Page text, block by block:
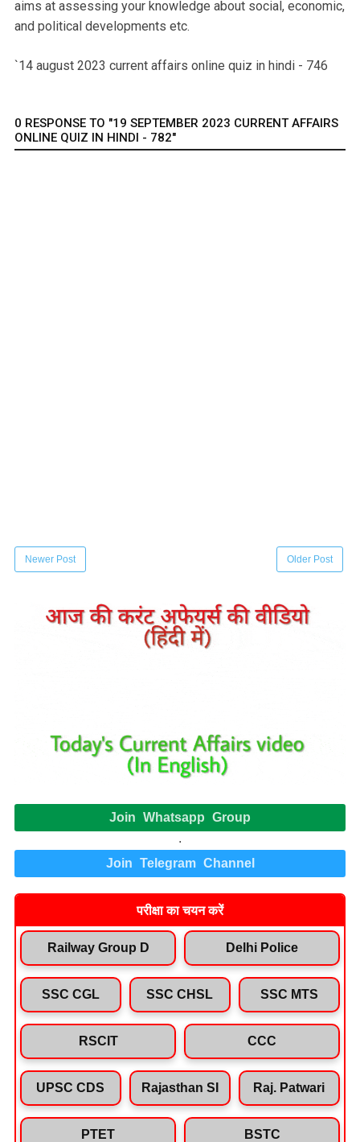
aims at assessing your knowledge about social, economic,
and political developments etc.
`14 august 2023 current affairs online quiz in hindi - 746
0 RESPONSE TO "19 SEPTEMBER 2023 CURRENT AFFAIRS
ONLINE QUIZ IN HINDI - 782"
Newer Post Older Post
Join Whatsapp Group
.
Join Telegram Channel
परीक्षा का चयन करें
Railway Group D Delhi Police
SSC CGL SSC CHSL SSC MTS
RSCIT CCC
UPSC CDS Rajasthan SI Raj. Patwari
PTET BSTC